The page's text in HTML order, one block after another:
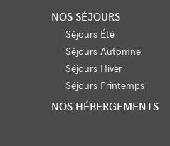
NOS SÉJOURS
Séjours Été
Séjours Automne
Séjours Hiver
Séjours Printemps
NOS HÉBERGEMENTS